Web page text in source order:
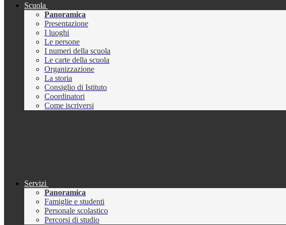
Scuola
Panoramica
Presentazione
I luoghi
Le persone
I numeri della scuola
Le carte della scuola
Organizzazione
La storia
Consiglio di Istituto
Coordinatori
Come iscriversi
Servizi
Panoramica
Famiglie e studenti
Personale scolastico
Percorsi di studio